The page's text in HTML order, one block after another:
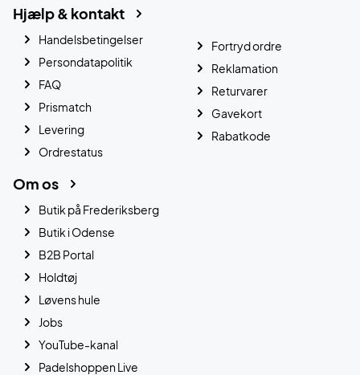
Hjælp & kontakt
Handelsbetingelser
Persondatapolitik
FAQ
Prismatch
Levering
Ordrestatus
Fortryd ordre
Reklamation
Returvarer
Gavekort
Rabatkode
Om os
Butik på Frederiksberg
Butik i Odense
B2B Portal
Holdtøj
Løvens hule
Jobs
YouTube-kanal
Padelshoppen Live